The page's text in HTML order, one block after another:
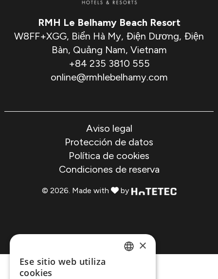
RMH Le Belhamy Beach Resort
W8FF+XGG, Biển Hà My, Điện Dương, Điện
Bàn, Quảng Nam, Vietnam
+84 235 3810 555
online@rmhlebelhamy.com
Aviso legal
Protección de datos
Política de cookies
Condiciones de reserva
© 2026. Made with by
×
Ese sitio web utiliza
cookies